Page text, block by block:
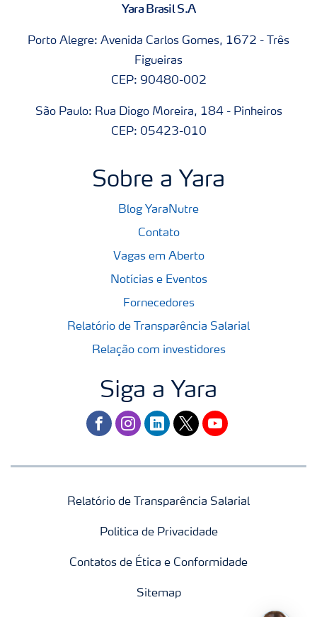
Yara Brasil S.A
Porto Alegre: Avenida Carlos Gomes, 1672 - Três
Figueiras
CEP: 90480-002
São Paulo: Rua Diogo Moreira, 184 - Pinheiros
CEP: 05423-010
Sobre a Yara
Blog YaraNutre
Contato
Vagas em Aberto
Notícias e Eventos
Fornecedores
Relatório de Transparência Salarial
Relação com investidores
Siga a Yara
facebookinstagram
linkedintwitteryoutube
Relatório de Transparência Salarial
Politica de Privacidade
Contatos de Ética e Conformidade
Sitemap